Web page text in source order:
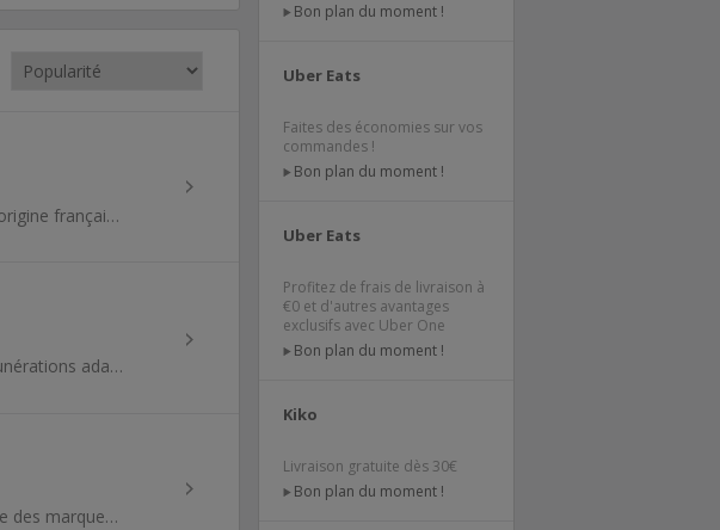
Carrefour est une chaîne de supermarchés et d'hypermarchés d'origine française, l'une des plus grandes au monde. Fondée en 1958, Carrefour offre un...
Cdiscount.com est un site multi-spécialiste qui propose des rémunérations adaptées par univers de vente mais également basé sur le volume des vente...
Joybuy est la boutique en ligne de JD.com en Europe. Elle propose des marques haut de gamme, livrées depuis ses propres entrepôts jusqu'au domicile...
Bon plan du moment !
Uber Eats
Faites des économies sur vos
commandes !
Bon plan du moment !
Uber Eats
Profitez de frais de livraison à
€0 et d'autres avantages
exclusifs avec Uber One
Bon plan du moment !
Kiko
Livraison gratuite dès 30€
Bon plan du moment !